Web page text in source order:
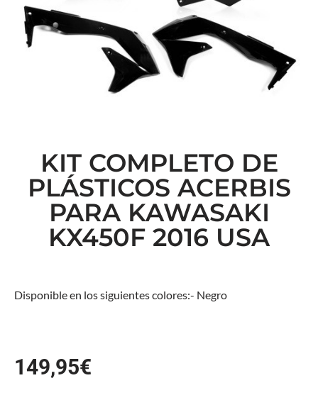
KIT COMPLETO DE
PLÁSTICOS ACERBIS
PARA KAWASAKI
KX450F 2016 USA
Disponible en los siguientes colores:- Negro
149,95€